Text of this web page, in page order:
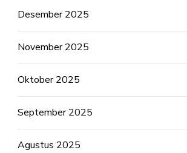
Desember 2025
November 2025
Oktober 2025
September 2025
Agustus 2025